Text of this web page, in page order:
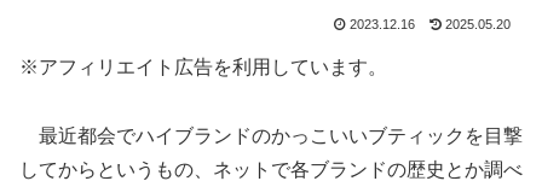
2023.12.16 2025.05.20
※アフィリエイト広告を利用しています。
最近都会でハイブランドのかっこいいブティックを目撃
してからというもの、ネットで各ブランドの歴史とか調べ